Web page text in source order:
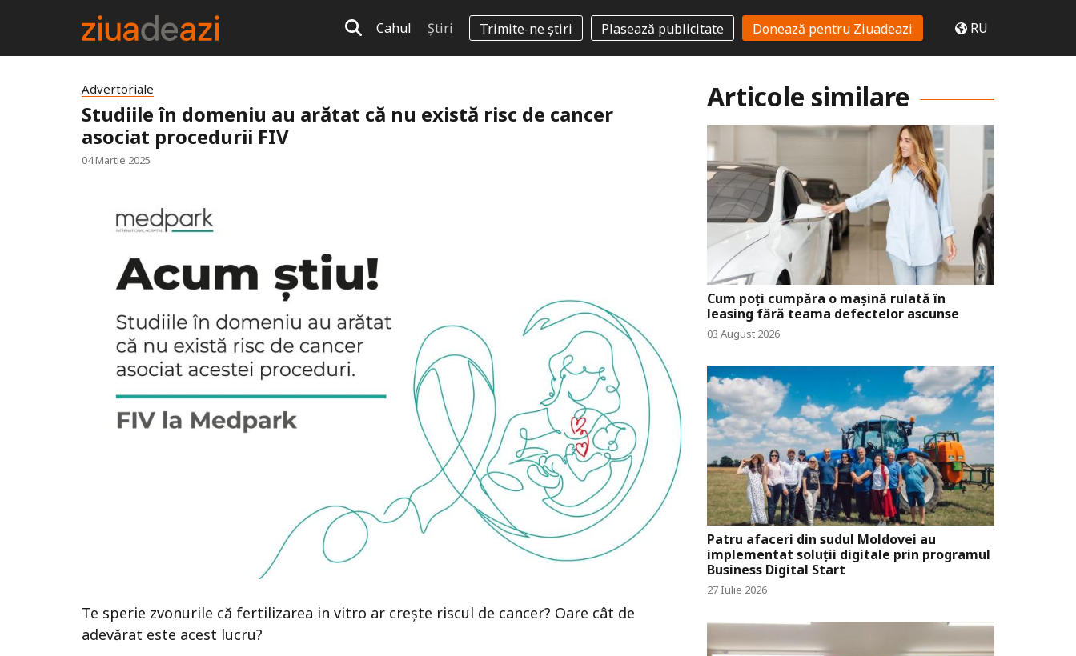
Cahul Știri Trimite-ne știri Plasează publicitate Donează pentru Ziuadeazi RU
Advertoriale
Studiile în domeniu au arătat că nu există risc de cancer
asociat procedurii FIV
04 Martie 2025
Te sperie zvonurile că fertilizarea in vitro ar crește riscul de cancer? Oare cât de
adevărat este acest lucru?
Articole similare
Cum poți cumpăra o mașină rulată în
leasing fără teama defectelor ascunse
03 August 2026
Patru afaceri din sudul Moldovei au
implementat soluții digitale prin programul
Business Digital Start
27 Iulie 2026